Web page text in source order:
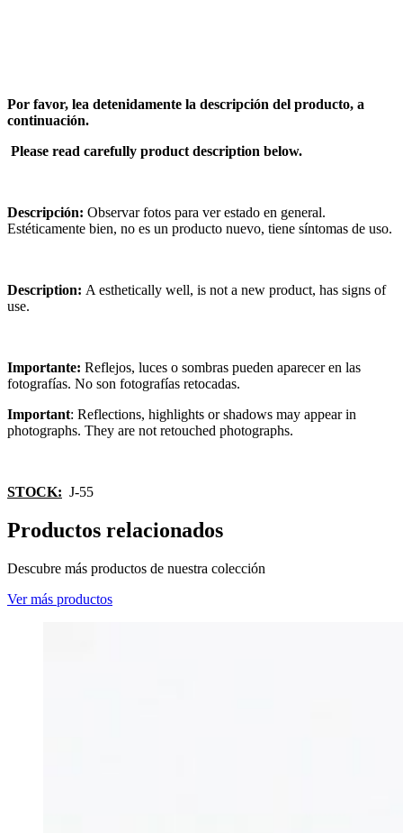
Por favor, lea detenidamente la descripción del producto, a
continuación.
Please read carefully product description below.
Descripción: Observar fotos para ver estado en general.
Estéticamente bien, no es un producto nuevo, tiene síntomas de uso.
Description: A esthetically well, is not a new product, has signs of
use.
Importante: Reflejos, luces o sombras pueden aparecer en las
fotografías. No son fotografías retocadas.
Important: Reflections, highlights or shadows may appear in
photographs. They are not retouched photographs.
STOCK: J-55
Productos relacionados
Descubre más productos de nuestra colección
Ver más productos